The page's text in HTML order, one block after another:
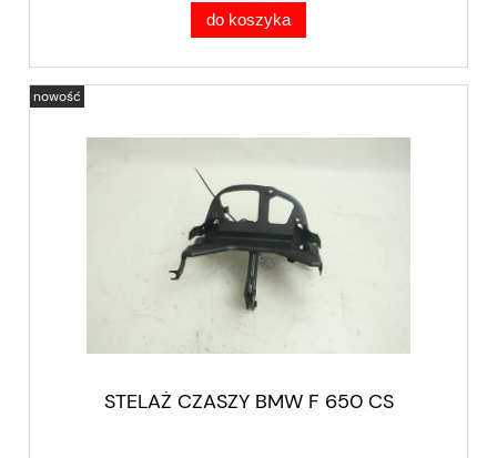
do koszyka
STELAŻ CZASZY BMW F 650 CS
nowość